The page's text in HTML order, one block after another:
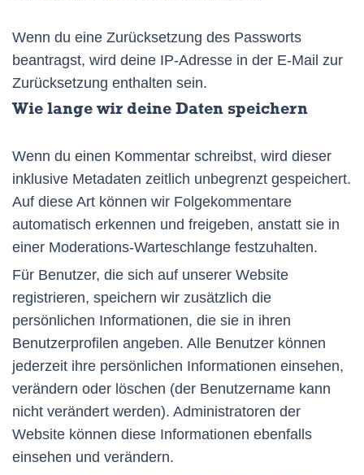
Wenn du eine Zurücksetzung des Passworts
beantragst, wird deine IP-Adresse in der E-Mail zur
Zurücksetzung enthalten sein.
Wie lange wir deine Daten speichern
Wenn du einen Kommentar schreibst, wird dieser
inklusive Metadaten zeitlich unbegrenzt gespeichert.
Auf diese Art können wir Folgekommentare
automatisch erkennen und freigeben, anstatt sie in
einer Moderations-Warteschlange festzuhalten.
Für Benutzer, die sich auf unserer Website
registrieren, speichern wir zusätzlich die
persönlichen Informationen, die sie in ihren
Benutzerprofilen angeben. Alle Benutzer können
jederzeit ihre persönlichen Informationen einsehen,
verändern oder löschen (der Benutzername kann
nicht verändert werden). Administratoren der
Website können diese Informationen ebenfalls
einsehen und verändern.